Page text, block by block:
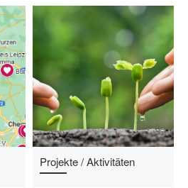
Projekte / Aktivitäten